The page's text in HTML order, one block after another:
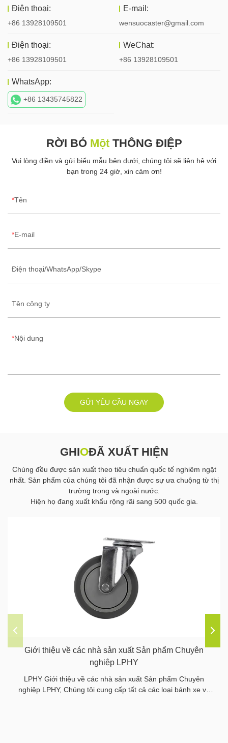
Điện thoại:
+86 13928109501
E-mail:
wensuocaster@gmail.com
Điện thoại:
+86 13928109501
WeChat:
+86 13928109501
WhatsApp:
+86 13435745822
RỜI BỎ MộtTHÔNG ĐIỆP
Vui lòng điền và gửi biểu mẫu bên dưới, chúng tôi sẽ liên hệ với
bạn trong 24 giờ, xin cảm ơn!
Tên
E-mail
Điện thoại/WhatsApp/Skype
Tên công ty
Nội dung
GỬI YÊU CẦU NGAY
GHIOĐÃ XUẤT HIỆN
Chúng đều được sản xuất theo tiêu chuẩn quốc tế nghiêm ngặt
nhất. Sản phẩm của chúng tôi đã nhận được sự ưa chuộng từ thị
trường trong và ngoài nước.
Hiện họ đang xuất khẩu rộng rãi sang 500 quốc gia.
Giới thiệu về các nhà sản xuất Sản phẩm Chuyên
nghiệp LPHY
LPHY Giới thiệu về các nhà sản xuất Sản phẩm Chuyên
nghiệp LPHY, Chúng tôi cung cấp tất cả các loại bánh xe và